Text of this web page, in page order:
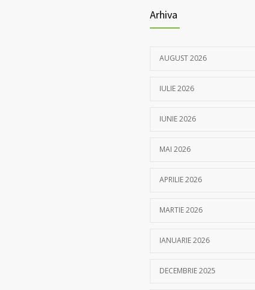
Arhiva
AUGUST 2026
IULIE 2026
IUNIE 2026
MAI 2026
APRILIE 2026
MARTIE 2026
IANUARIE 2026
DECEMBRIE 2025